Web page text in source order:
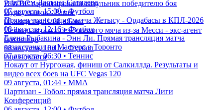
В WBC гарантировали титульник победителю боя
Нурсултанов - Рамос
08 августа, 11:08 • Бокс
Неймар остался без Золотого мяча из-за Месси - экс-агент
бразильца
08 августа, 10:11 • Футбол
еще новости
участием Дастана Сатпаева
07 августа, 15:00 • Футбол
Прямая трансляция матча Жетысу - Ордабасы в КПЛ-2026
08 августа, 12:16 • Футбол
Елена Рыбакина - Энн Ли. Прямая трансляция матча
казахстанки на Мастерс в Торонто
07 августа, 06:30 • Теннис
Нокаут от Нургожая, финиш от Салкиллда. Результаты и
видео всех боев на UFC Vegas 120
09 августа, 01:44 • ММА
Партизан - Тобол: прямая трансляция матча Лиги
Конференций